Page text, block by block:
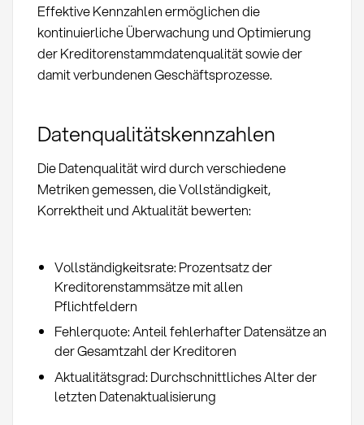
Effektive Kennzahlen ermöglichen die
kontinuierliche Überwachung und Optimierung
der Kreditorenstammdatenqualität sowie der
damit verbundenen Geschäftsprozesse.
Datenqualitätskennzahlen
Die Datenqualität wird durch verschiedene
Metriken gemessen, die Vollständigkeit,
Korrektheit und Aktualität bewerten:
Vollständigkeitsrate: Prozentsatz der
Kreditorenstammsätze mit allen
Pflichtfeldern
Fehlerquote: Anteil fehlerhafter Datensätze an
der Gesamtzahl der Kreditoren
Aktualitätsgrad: Durchschnittliches Alter der
letzten Datenaktualisierung